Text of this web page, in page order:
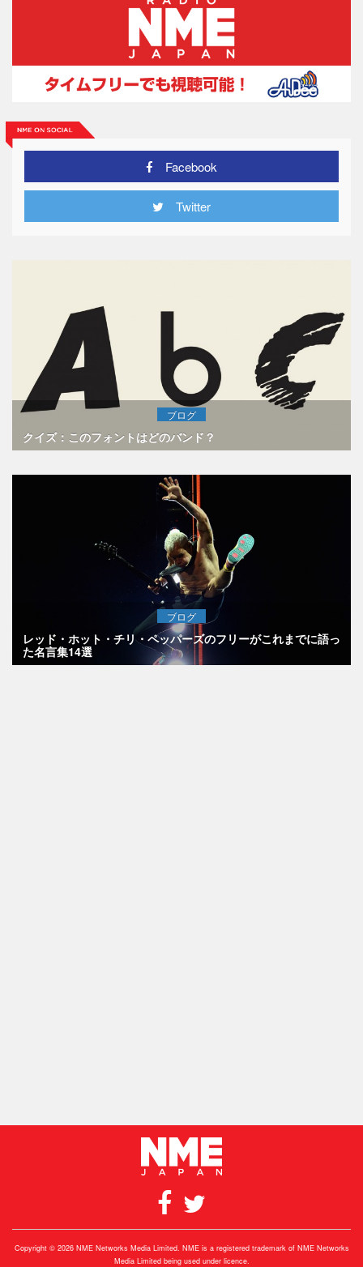
Facebook
Twitter
ブログ
クイズ：このフォントはどのバンド？
ブログ
レッド・ホット・チリ・ペッパーズのフリーがこれまでに語っ
た名言集14選
Copyright © 2026 NME Networks Media Limited. NME is a registered trademark of NME Networks
Media Limited being used under licence.